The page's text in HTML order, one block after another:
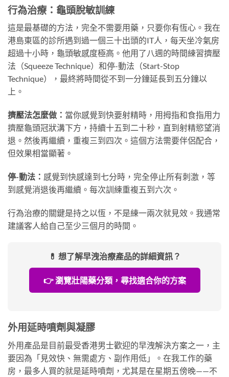
行為治療：龜頭脫敏訓練
這是最基礎的方法，完全不需要用藥，只要你有恆心。我在
港島東區的診所遇到過一個三十出頭的IT人，每天坐冷氣房
超過十小時，龜頭敏感度極高。他用了八週的時間練習擠壓
法（Squeeze Technique）和停-動法（Start-Stop
Technique），最終將時間從不到一分鐘延長到五分鐘以
上。
擠壓法怎麼做： 當你感覺到快要射精時，用拇指和食指用力
擠壓龜頭冠狀溝下方，持續十五到二十秒，直到射精慾望消
退。然後再繼續，重複三到四次。這個方法需要伴侶配合，
但效果相當顯著。
停-動法： 感覺到快感達到七分時，完全停止所有刺激，等
到感覺消退後再繼續。每次訓練重複五到六次。
行為治療的關鍵是持之以恆，不是練一兩次就見效。我通常
建議客人給自己至少三個月的時間。
💊 想了解早洩治療產品的詳細資訊？
👉 瀏覽壯陽藥分類，尋找適合你的方案
外用延時噴劑與凝膠
外用產品是目前最受香港男士歡迎的早洩解決方案之一，主
要因為「見效快、無需處方、副作用低」。在我工作的藥
房，最多人買的就是延時噴劑，尤其是在星期五傍晚——不